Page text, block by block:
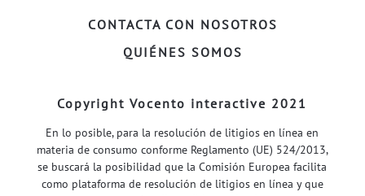
CONTACTA CON NOSOTROS
QUIÉNES SOMOS
Copyright Vocento interactive 2021
En lo posible, para la resolución de litigios en línea en
materia de consumo conforme Reglamento (UE) 524/2013,
se buscará la posibilidad que la Comisión Europea facilita
como plataforma de resolución de litigios en línea y que